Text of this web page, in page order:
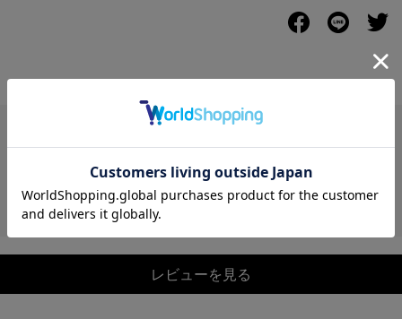
レビュー
レビューを見る